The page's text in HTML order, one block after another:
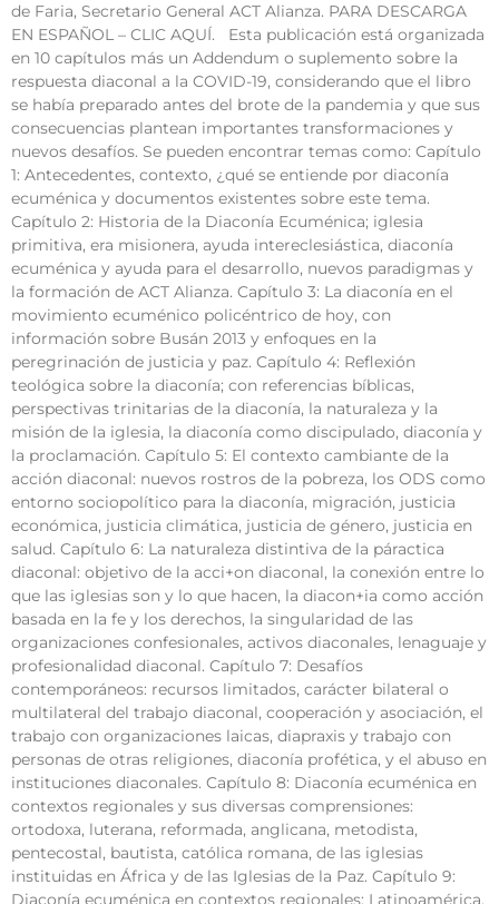
de Faria, Secretario General ACT Alianza. PARA DESCARGA
EN ESPAÑOL – CLIC AQUÍ. Esta publicación está organizada
en 10 capítulos más un Addendum o suplemento sobre la
respuesta diaconal a la COVID-19, considerando que el libro
se había preparado antes del brote de la pandemia y que sus
consecuencias plantean importantes transformaciones y
nuevos desafíos. Se pueden encontrar temas como: Capítulo
1: Antecedentes, contexto, ¿qué se entiende por diaconía
ecuménica y documentos existentes sobre este tema.
Capítulo 2: Historia de la Diaconía Ecuménica; iglesia
primitiva, era misionera, ayuda intereclesiástica, diaconía
ecuménica y ayuda para el desarrollo, nuevos paradigmas y
la formación de ACT Alianza. Capítulo 3: La diaconía en el
movimiento ecuménico policéntrico de hoy, con
información sobre Busán 2013 y enfoques en la
peregrinación de justicia y paz. Capítulo 4: Reflexión
teológica sobre la diaconía; con referencias bíblicas,
perspectivas trinitarias de la diaconía, la naturaleza y la
misión de la iglesia, la diaconía como discipulado, diaconía y
la proclamación. Capítulo 5: El contexto cambiante de la
acción diaconal: nuevos rostros de la pobreza, los ODS como
entorno sociopolítico para la diaconía, migración, justicia
económica, justicia climática, justicia de género, justicia en
salud. Capítulo 6: La naturaleza distintiva de la páractica
diaconal: objetivo de la acci+on diaconal, la conexión entre lo
que las iglesias son y lo que hacen, la diacon+ia como acción
basada en la fe y los derechos, la singularidad de las
organizaciones confesionales, activos diaconales, lenaguaje y
profesionalidad diaconal. Capítulo 7: Desafíos
contemporáneos: recursos limitados, carácter bilateral o
multilateral del trabajo diaconal, cooperación y asociación, el
trabajo con organizaciones laicas, diapraxis y trabajo con
personas de otras religiones, diaconía profética, y el abuso en
instituciones diaconales. Capítulo 8: Diaconía ecuménica en
contextos regionales y sus diversas comprensiones:
ortodoxa, luterana, reformada, anglicana, metodista,
pentecostal, bautista, católica romana, de las iglesias
instituidas en África y de las Iglesias de la Paz. Capítulo 9:
Diaconía ecuménica en contextos regionales: Latinoamérica,